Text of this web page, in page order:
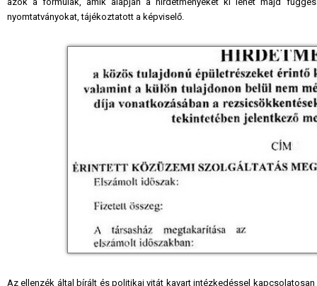
nyomtatványokat, tájékoztatott a képviselő.
Az ellenzék által bírált és politikai vitát kavart intézkedéssel